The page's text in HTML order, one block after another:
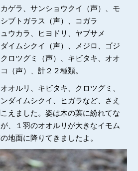
ゲラ、サンショウクイ（声）、モ
ブトガラス（声）、コガラ
ウカラ、ヒヨドリ、ヤブサメ
ダイムシクイ（声）、メジロ、ゴジ
ロツグミ（声）、キビタキ、オオ
（声）、計２２種類。
オルリ、キビタキ、クロツグミ、
ダイムシクイ、ヒガラなど、さえ
えました。姿は木の葉に紛れてな
、１羽のオオルリが大きなイモム
地面に降りてきましたよ。